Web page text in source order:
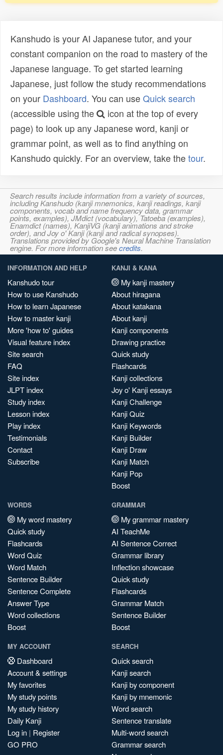
Kanshudo is your AI Japanese tutor, and your
constant companion on the road to mastery of the
Japanese language. To get started learning
Japanese, just follow the study recommendations
on your Dashboard. You can useQuick search
(accessible using the
icon at the top of every
page) to look up any Japanese word, kanji or
grammar point, as well as to find anything on
Kanshudo quickly. For an overview, take thetour.
Search results include information from a variety of sources,
including Kanshudo (kanji mnemonics, kanji readings, kanji
components, vocab and name frequency data, grammar
points, examples), JMdict (vocabulary), Tatoeba (examples),
Enamdict (names), KanjiVG (kanji animations and stroke
order), and Joy o' Kanji (kanji and radical synopses).
Translations provided by Google's Neural Machine Translation
engine. For more information seecredits.
INFORMATION AND HELP
Kanshudo tour
How to use Kanshudo
How to learn Japanese
How to master kanji
More 'how to' guides
Visual feature index
Site search
FAQ
Site index
JLPT index
Study index
Lesson index
Play index
Testimonials
Contact
Subscribe
KANJI & KANA
My kanji mastery
About hiragana
About katakana
About kanji
Kanji components
Drawing practice
Quick study
Flashcards
Kanji collections
Joy o' Kanji essays
Kanji Challenge
Kanji Quiz
Kanji Keywords
Kanji Builder
Kanji Draw
Kanji Match
Kanji Pop
Boost
WORDS
My word mastery
Quick study
Flashcards
Word Quiz
Word Match
Sentence Builder
Sentence Complete
Answer Type
Word collections
Boost
GRAMMAR
My grammar mastery
AI TeachMe
AI Sentence Correct
Grammar library
Inflection showcase
Quick study
Flashcards
Grammar Match
Sentence Builder
Boost
MY ACCOUNT
Dashboard
Account & settings
My favorites
My study points
My study history
Daily Kanji
Log in | Register
GO PRO
SEARCH
Quick search
Kanji search
Kanji by component
Kanji by mnemonic
Word search
Sentence translate
Multi-word search
Grammar search